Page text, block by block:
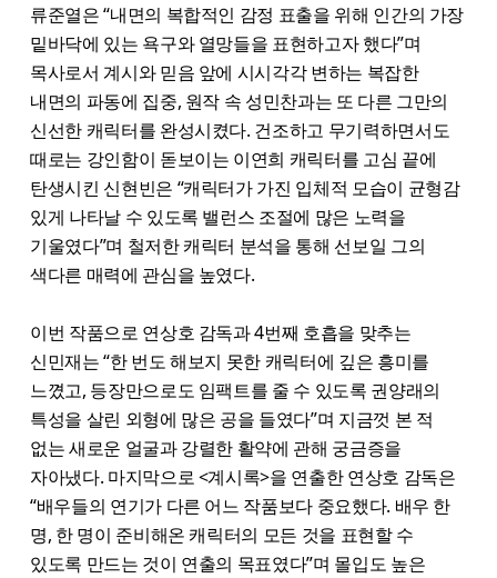
류준열은 “내면의 복합적인 감정 표출을 위해 인간의 가장
밑바닥에 있는 욕구와 열망들을 표현하고자 했다”며
목사로서 계시와 믿음 앞에 시시각각 변하는 복잡한
내면의 파동에 집중, 원작 속 성민찬과는 또 다른 그만의
신선한 캐릭터를 완성시켰다. 건조하고 무기력하면서도
때로는 강인함이 돋보이는 이연희 캐릭터를 고심 끝에
탄생시킨 신현빈은 “캐릭터가 가진 입체적 모습이 균형감
있게 나타날 수 있도록 밸런스 조절에 많은 노력을
기울였다”며 철저한 캐릭터 분석을 통해 선보일 그의
색다른 매력에 관심을 높였다.
이번 작품으로 연상호 감독과 4번째 호흡을 맞추는
신민재는 “한 번도 해보지 못한 캐릭터에 깊은 흥미를
느꼈고, 등장만으로도 임팩트를 줄 수 있도록 권양래의
특성을 살린 외형에 많은 공을 들였다”며 지금껏 본 적
없는 새로운 얼굴과 강렬한 활약에 관해 궁금증을
자아냈다. 마지막으로 <계시록>을 연출한 연상호 감독은
“배우들의 연기가 다른 어느 작품보다 중요했다. 배우 한
명, 한 명이 준비해온 캐릭터의 모든 것을 표현할 수
있도록 만드는 것이 연출의 목표였다”며 몰입도 높은